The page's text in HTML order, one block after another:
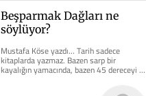
Beşparmak Dağları ne
söylüyor?
Mustafa Köse yazdı… Tarih sadece
kitaplarda yazmaz. Bazen sarp bir
kayalığın yamacında, bazen 45 dereceyi
bulan...